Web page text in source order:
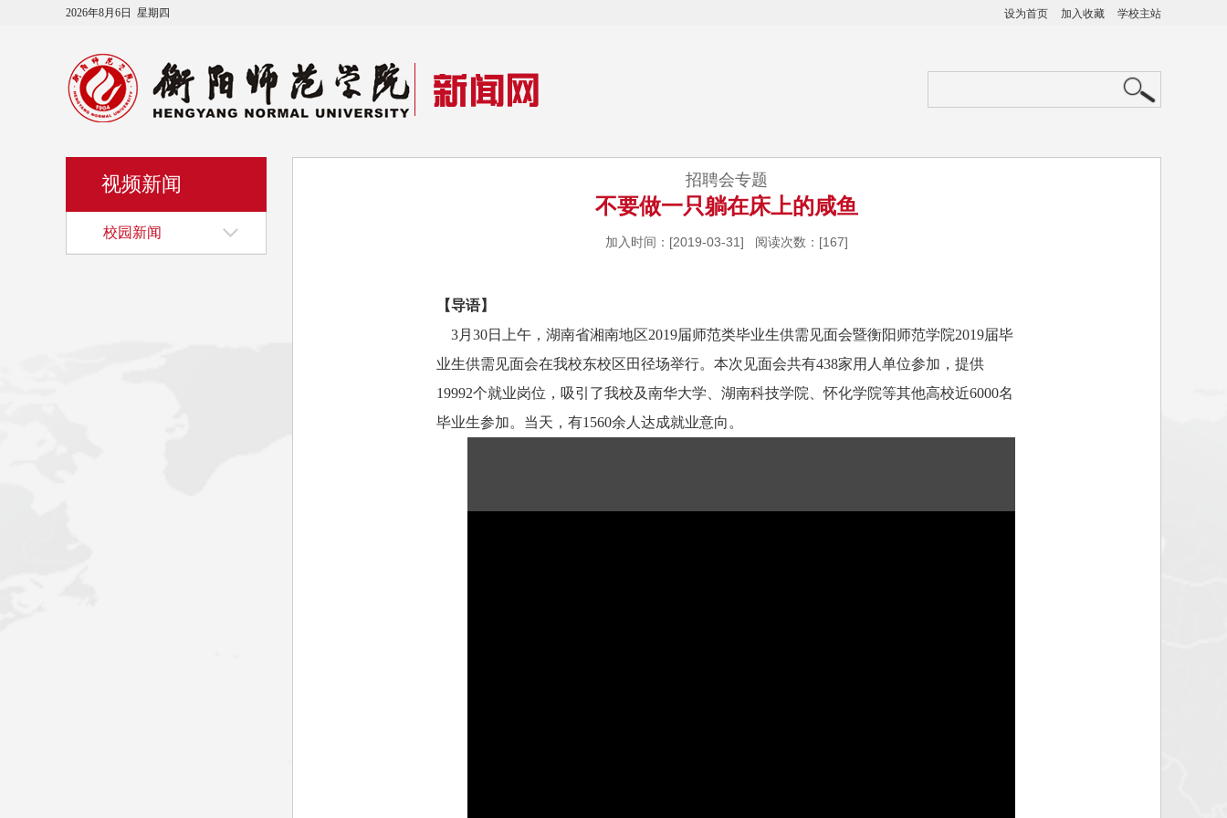
2026年8月6日 星期四 设为首页 加入收藏 学校主站
视频新闻
校园新闻
招聘会专题
不要做一只躺在床上的咸鱼
加入时间：[2019-03-31] 阅读次数：[167]
【导语】
3月30日上午，湖南省湘南地区2019届师范类毕业生供需见面会暨衡阳师范学院2019届毕
业生供需见面会在我校东校区田径场举行。本次见面会共有438家用人单位参加，提供
19992个就业岗位，吸引了我校及南华大学、湖南科技学院、怀化学院等其他高校近6000名
毕业生参加。当天，有1560余人达成就业意向。